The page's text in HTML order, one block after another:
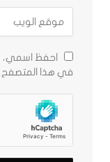
احفظ اسمي،
في هذا المتصفح